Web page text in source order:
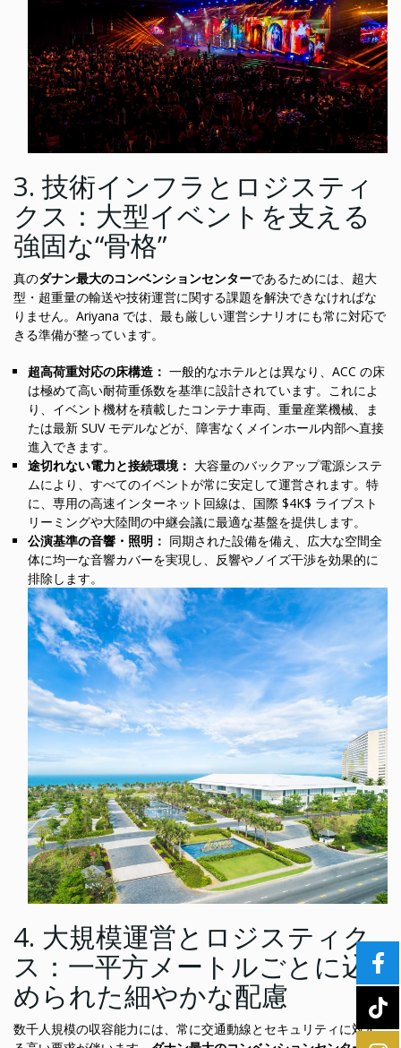
3. 技術インフラとロジスティ
クス：大型イベントを支える
強固な“骨格”
真のダナン最大のコンベンションセンターであるためには、超大
型・超重量の輸送や技術運営に関する課題を解決できなければな
りません。Ariyana では、最も厳しい運営シナリオにも常に対応で
きる準備が整っています。
超高荷重対応の床構造： 一般的なホテルとは異なり、ACC の床
は極めて高い耐荷重係数を基準に設計されています。これによ
り、イベント機材を積載したコンテナ車両、重量産業機械、ま
たは最新 SUV モデルなどが、障害なくメインホール内部へ直接
進入できます。
途切れない電力と接続環境： 大容量のバックアップ電源システ
ムにより、すべてのイベントが常に安定して運営されます。特
に、専用の高速インターネット回線は、国際 $4K$ ライブスト
リーミングや大陸間の中継会議に最適な基盤を提供します。
公演基準の音響・照明： 同期された設備を備え、広大な空間全
体に均一な音響カバーを実現し、反響やノイズ干渉を効果的に
排除します。
4. 大規模運営とロジスティク
ス：一平方メートルごとに込
められた細やかな配慮
数千人規模の収容能力には、常に交通動線とセキュリティに対す